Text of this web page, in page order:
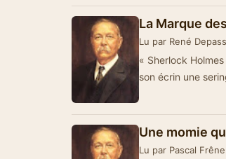
La Marque
Lu par René
« Sherlock
son écrin une
Une momie
Lu par Pascal Frêne